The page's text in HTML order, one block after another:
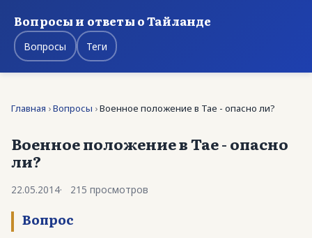
Вопросы и ответы о Тайланде
Вопросы Теги
Главная ›Вопросы ›Военное положение в Тае - опасно ли?
Военное положение в Тае - опасно
ли?
22.05.2014 215 просмотров
Вопрос